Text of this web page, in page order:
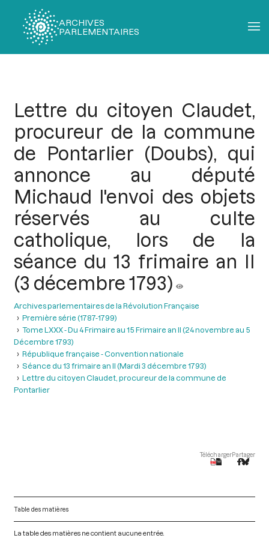
ARCHIVES
PARLEMENTAIRES
Lettre du citoyen Claudet,
procureur de la commune
de Pontarlier (Doubs), qui
annonce au député
Michaud l'envoi des objets
réservés au culte
catholique, lors de la
séance du 13 frimaire an II
(3 décembre 1793)
Archives parlementaires de la Révolution Française
Première série (1787-1799)
Tome LXXX - Du 4 Frimaire au 15 Frimaire an II (24 novembre au 5
Décembre 1793)
République française - Convention nationale
Séance du 13 frimaire an II (Mardi 3 décembre 1793)
Lettre du citoyen Claudet, procureur de la commune de
Pontarlier
TéléchargerPartager
Table des matières
La table des matières ne contient aucune entrée.